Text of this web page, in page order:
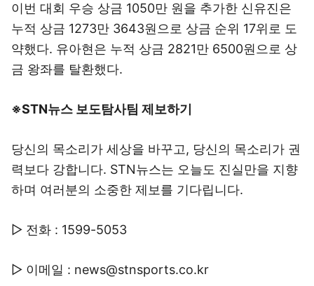
이번 대회 우승 상금 1050만 원을 추가한 신유진은
누적 상금 1273만 3643원으로 상금 순위 17위로 도
약했다. 유아현은 누적 상금 2821만 6500원으로 상
금 왕좌를 탈환했다.
※STN뉴스 보도탐사팀 제보하기
당신의 목소리가 세상을 바꾸고, 당신의 목소리가 권
력보다 강합니다. STN뉴스는 오늘도 진실만을 지향
하며 여러분의 소중한 제보를 기다립니다.
▷ 전화 : 1599-5053
▷ 이메일 : news@stnsports.co.kr